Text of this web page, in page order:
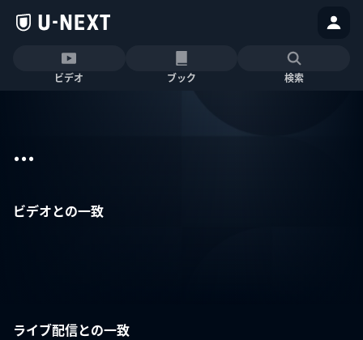
ビデオ ブック 検索
...
ビデオとの一致
ライブ配信との一致